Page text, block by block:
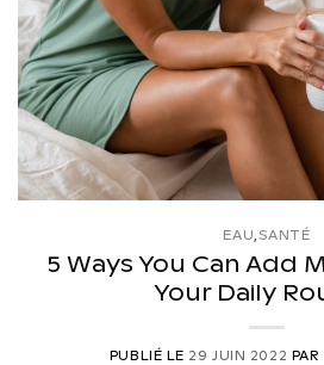
EAU, SANTÉ
5 Ways You Can Add
Your Daily
PUBLIÉ LE 29 JUIN 2022 PAR